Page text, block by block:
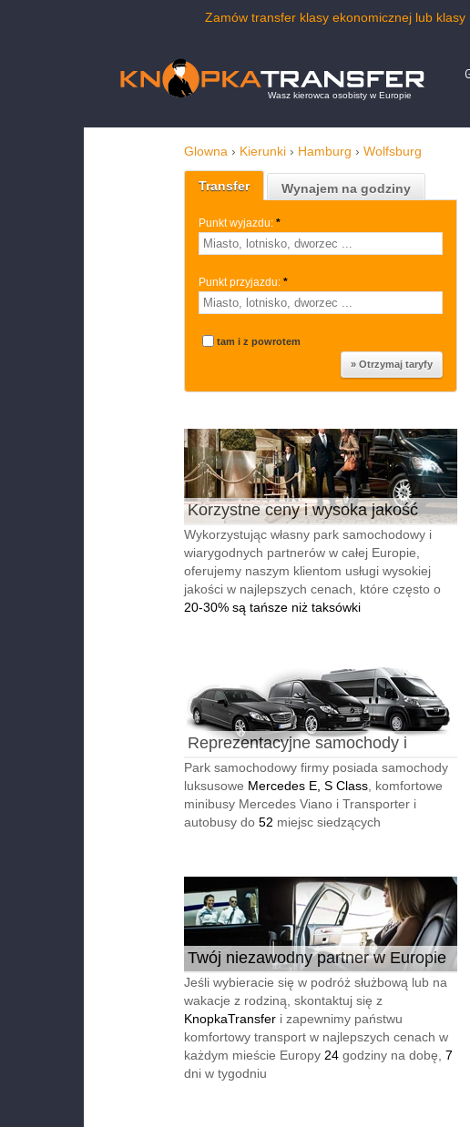
Zamów transfer klasy ekonomicznej lub
Wasz kierowca osobisty w Europie
Glowna › Kierunki › Hamburg › Wolfsburg
Transfer Wynajem na godziny
Punkt wyjazdu: *
Punkt przyjazdu: *
tam i z powrotem
Korzystne ceny i wysoka jakość
Wykorzystując własny park samochodowy i
wiarygodnych partnerów w całej Europie,
oferujemy naszym klientom usługi wysokiej
jakości w najlepszych cenach, które często o
20-30% są tańsze niż taksówki
Reprezentacyjne samochody i
autobusy
Park samochodowy firmy posiada samochody
luksusowe Mercedes E, S Class , komfortowe
minibusy Mercedes Viano i Transporter i
autobusy do 52 miejsc siedzących
Twój niezawodny partner w Europie
24/7
Jeśli wybieracie się w podróż służbową lub na
wakacje z rodziną, skontaktuj się z
KnopkaTransfer i zapewnimy państwu
komfortowy transport w najlepszych cenach w
każdym mieście Europy 24 godziny na dobę, 7
dni w tygodniu